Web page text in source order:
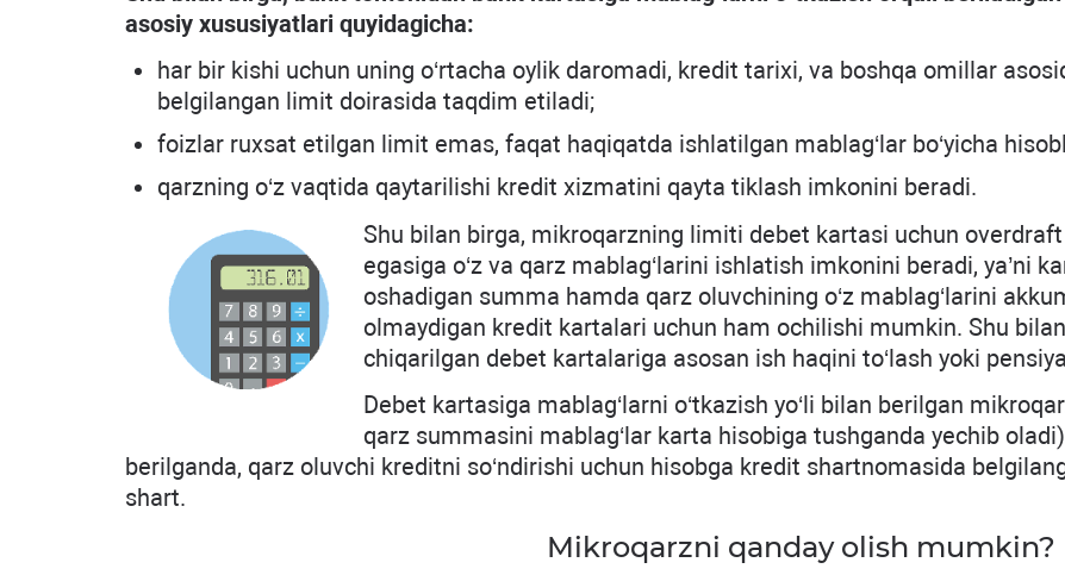
asosiy xususiyatlari quyidagicha:
har bir kishi uchun uning o‘rtacha oylik daromadi, kredit tarixi, va boshqa omillar
belgilangan limit doirasida taqdim etiladi;
foizlar ruxsat etilgan limit emas, faqat haqiqatda ishlatilgan mablag‘lar bo‘yicha
qarzning o‘z vaqtida qaytarilishi kredit xizmatini qayta tiklash imkonini beradi.
Shu bilan birga, mikroqarzning limiti debet kartasi uchun
egasiga o‘z va qarz mablag‘larini ishlatish imkonini beradi, ya’ni
oshadigan summa hamda qarz oluvchining o‘z mablag‘larini
olmaydigan kredit kartalari uchun ham ochilishi mumkin. Shu
chiqarilgan debet kartalariga asosan ish haqini to‘lash yoki
Debet kartasiga mablag‘larni o‘tkazish yo‘li bilan berilgan
qarz summasini mablag‘lar karta hisobiga tushganda yechib
berilganda, qarz oluvchi kreditni so‘ndirishi uchun hisobga kredit shartnomasida
shart.
Mikroqarzni qanday olish mumkin?